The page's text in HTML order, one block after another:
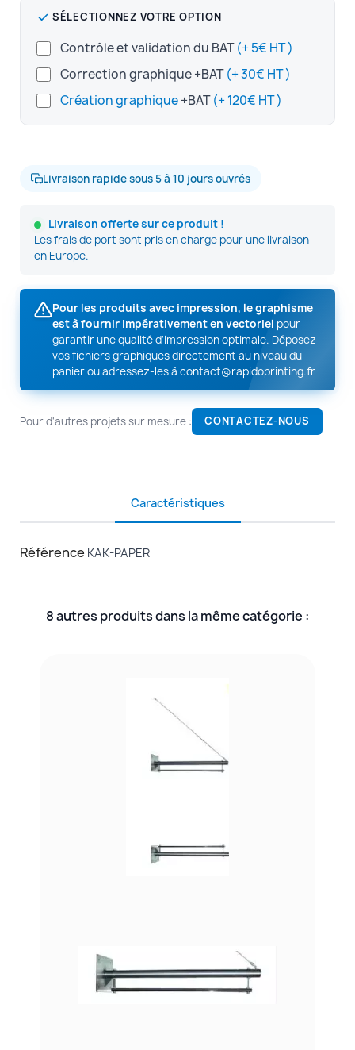
SÉLECTIONNEZ VOTRE OPTION
Contrôle et validation du BAT
(+ 5€ HT )
Correction graphique +BAT
(+ 30€ HT )
Création graphique+BAT (+ 120€ HT )
Livraison rapide sous 5 à 10 jours ouvrés
Livraison offerte sur ce produit !
Les frais de port sont pris en charge pour une livraison
en Europe.
Pour les produits avec impression, le graphisme
est à fournir impérativement en vectoriel pour
garantir une qualité d'impression optimale. Déposez
vos fichiers graphiques directement au niveau du
panier ou adressez-les àcontact@rapidoprinting.fr
Pour d'autres projets sur mesure : CONTACTEZ-NOUS
Caractéristiques
Référence KAK-PAPER
8 autres produits dans la même catégorie :